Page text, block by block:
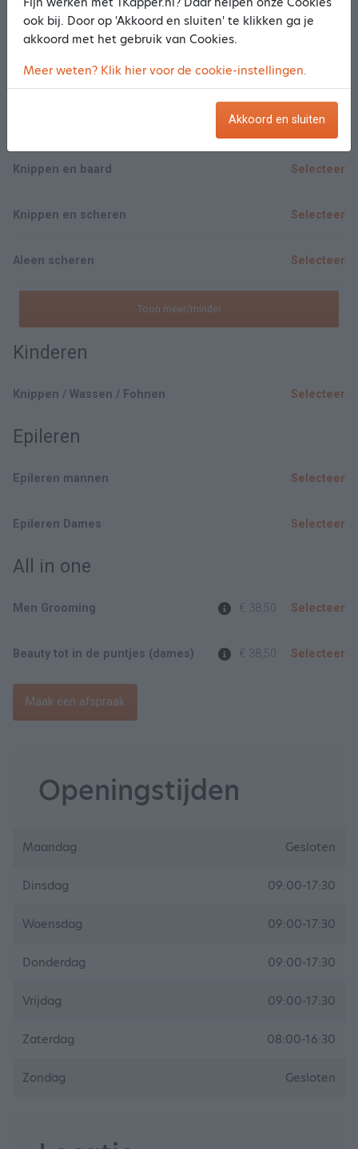
Heren
Knippen / Wassen / Fohnen Selecteer
Selecteer
Knippen en baard Selecteer
Knippen en scheren Selecteer
Aleen scheren Selecteer
Toon meer/minder
Kinderen
Knippen / Wassen / Fohnen Selecteer
Epileren
Epileren mannen Selecteer
Epileren Dames Selecteer
All in one
Men Grooming € 38,50 Selecteer
Beauty tot in de puntjes (dames) € 38,50 Selecteer
Maak een afspraak
Openingstijden
Maandag Gesloten
Dinsdag 09:00-17:30
Woensdag 09:00-17:30
Donderdag 09:00-17:30
Vrijdag 09:00-17:30
Zaterdag 08:00-16:30
Zondag Gesloten
ook bij. Door op 'Akkoord en sluiten' te klikken ga je
akkoord met het gebruik van Cookies.
Meer weten? Klik hier voor de cookie-instellingen.
Akkoord en sluiten